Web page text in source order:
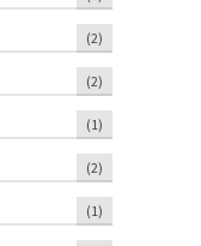
(2)
(2)
(1)
(2)
(1)